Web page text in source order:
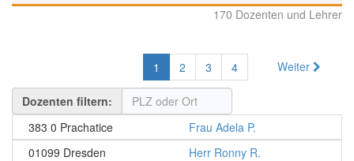
170 Dozenten und Lehrer
1 2 3 4 Weiter
Dozenten filtern:
383 0 Prachatice
Frau Adela P.
01099 Dresden
Herr Ronny R.